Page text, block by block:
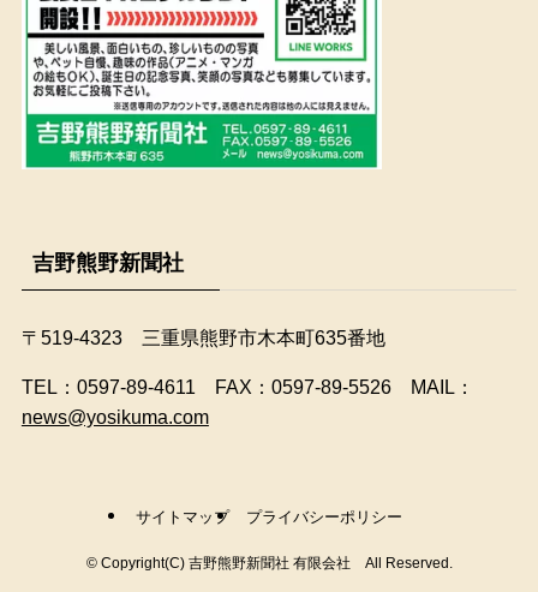
吉野熊野新聞社
〒519-4323 三重県熊野市木本町635番地
​TEL：0597-89-4611 FAX：0597-89-5526 MAIL：
news@yosikuma.com
サイトマップ プライバシーポリシー
©Copyright(C) 吉野熊野新聞社 有限会社 All Reserved.